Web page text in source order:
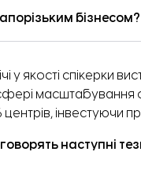
у якості спікерки
масштабування
центрів, інвестуючи
наступні